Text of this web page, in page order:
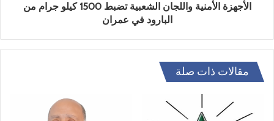
الأجهزة الأمنية واللجان الشعبية تضبط 1500 كيلو جرام من
البارود في عمران
مقالات ذات صلة